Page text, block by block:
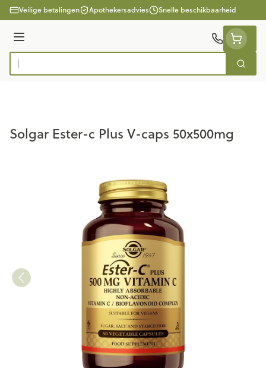
Ga naar de inhoud
Veilige betalingen Apothekersadvies Snelle beschikbaarheid
Menu
Product, merk, categorie...
Zoek
Solgar Ester-c Plus V-caps 50x500mg